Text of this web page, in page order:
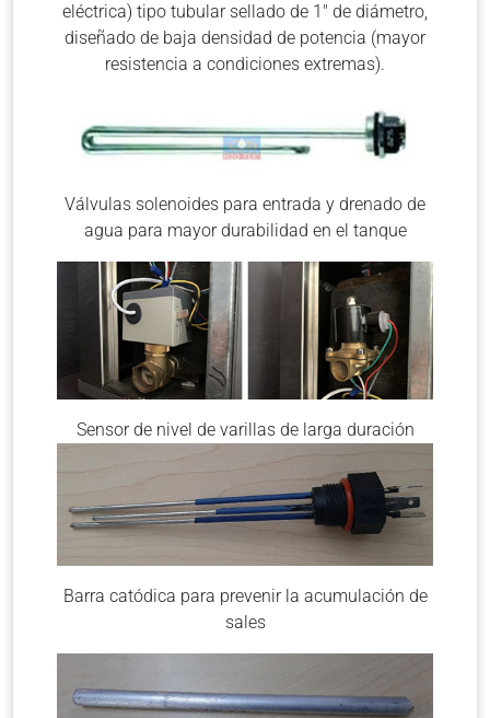
eléctrica) tipo tubular sellado de 1″ de diámetro,
diseñado de baja densidad de potencia (mayor
resistencia a condiciones extremas).
Válvulas solenoides para entrada y drenado de
agua para mayor durabilidad en el tanque
Sensor de nivel de varillas de larga duración
Barra catódica para prevenir la acumulación de
sales